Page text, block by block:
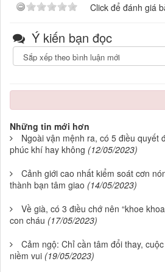
Click để đánh giá
Ý kiến bạn đọc
Những tin mới hơn
Ngoài vận mệnh ra, có 5 điều quyết
phúc khí hay không (12/05/2023)
Cảnh giới cao nhất kiểm soát cơn
thành bạn tâm giao (14/05/2023)
Về già, có 3 điều chớ nên “khoe
con cháu (17/05/2023)
Cảm ngộ: Chỉ cần tâm đổi thay,
niềm vui (19/05/2023)